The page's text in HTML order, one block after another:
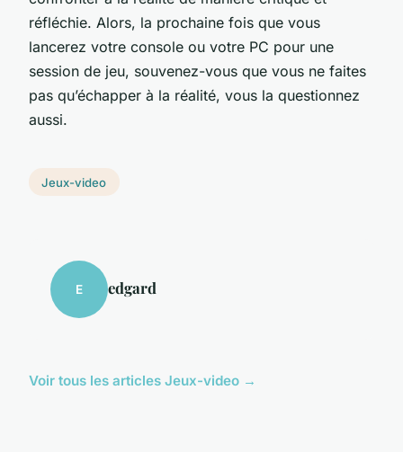
réfléchie. Alors, la prochaine fois que vous
lancerez votre console ou votre PC pour une
session de jeu, souvenez-vous que vous ne faites
pas qu’échapper à la réalité, vous la questionnez
aussi.
Jeux-video
E edgard
Voir tous les articles Jeux-video →